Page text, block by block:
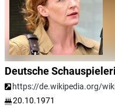
Deutsche
https://de.wikipedia.org/
20.10.1971